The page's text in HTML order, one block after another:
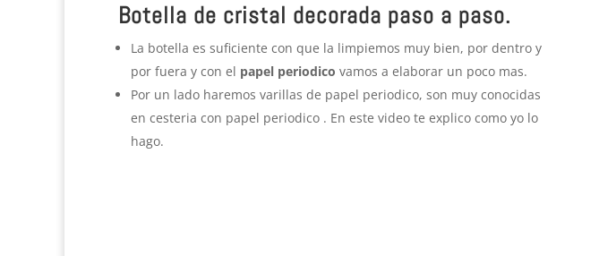
Botella de cristal decorada paso a paso.
La botella es suficiente con que la limpiemos muy bien, por dentro y
por fuera y con el papel periodico vamos a elaborar un poco mas.
Por un lado haremos varillas de papel periodico, son muy conocidas
en cesteria con papel periodico . En este video te explico como yo lo
hago.